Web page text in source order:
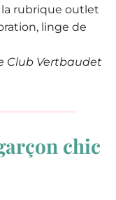
la rubrique outlet
linge de
Club Vertbaudet
chic